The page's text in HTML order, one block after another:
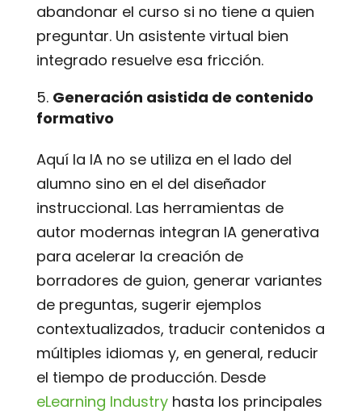
abandonar el curso si no tiene a quien
preguntar. Un asistente virtual bien
integrado resuelve esa fricción.
Generación asistida de contenido
formativo
Aquí la IA no se utiliza en el lado del
alumno sino en el del diseñador
instruccional. Las herramientas de
autor modernas integran IA generativa
para acelerar la creación de
borradores de guion, generar variantes
de preguntas, sugerir ejemplos
contextualizados, traducir contenidos a
múltiples idiomas y, en general, reducir
el tiempo de producción. Desde
eLearning Industryhasta los principales